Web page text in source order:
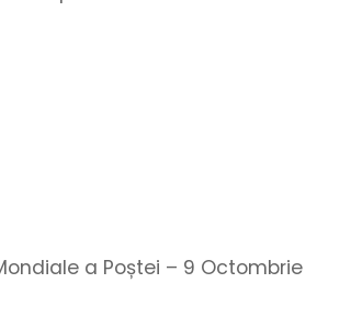
a Poștei – 9 Octombrie